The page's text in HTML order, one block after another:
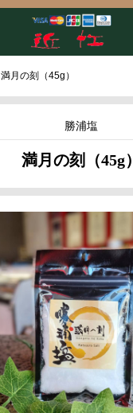
満月の刻（45g）
勝浦塩
満月の刻（45g）